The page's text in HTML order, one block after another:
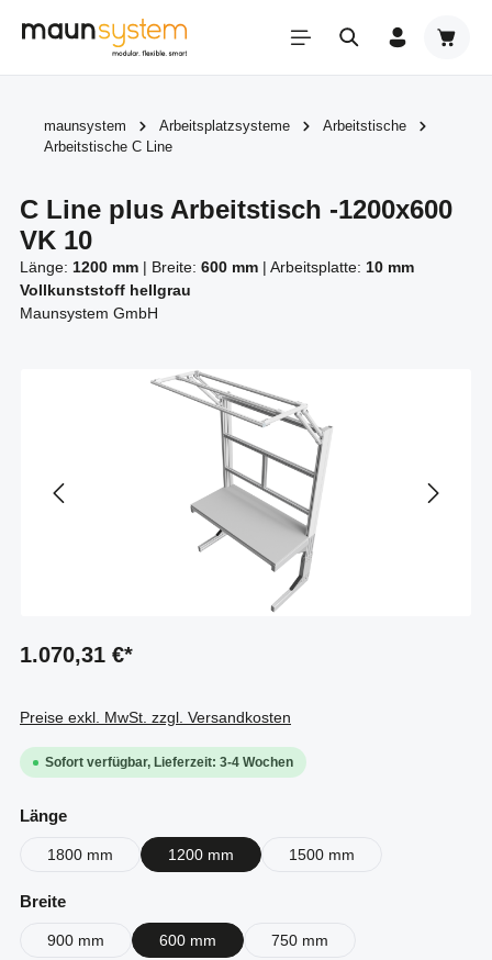
Zum Hauptinhalt springen
maunsystem Arbeitsplatzsysteme
Arbeitstische
Arbeitstische C Line
C Line plus Arbeitstisch -1200x600
VK 10
Länge: 1200 mm | Breite: 600 mm | Arbeitsplatte: 10 mm
Vollkunststoff hellgrau
Maunsystem GmbH
1.070,31 €*
Preise exkl. MwSt. zzgl. Versandkosten
Sofort verfügbar, Lieferzeit: 3-4 Wochen
Längeauswählen
1800 mm 1200 mm 1500 mm
Breiteauswählen
900 mm 600 mm 750 mm